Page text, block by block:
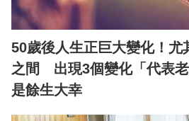
50歲後人生正巨大變化！尤
之間 出現3個變化「代表
是餘生大幸